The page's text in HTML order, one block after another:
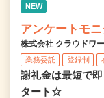
NEW
アンケートモニ
株式会社 クラウドワ
業務委託 登録制
謝礼金は最短で
タート☆